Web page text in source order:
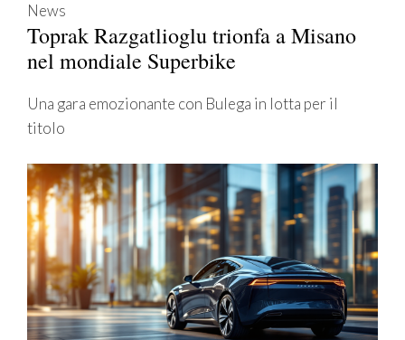
News
Toprak Razgatlioglu trionfa a Misano
nel mondiale Superbike
Una gara emozionante con Bulega in lotta per il
titolo